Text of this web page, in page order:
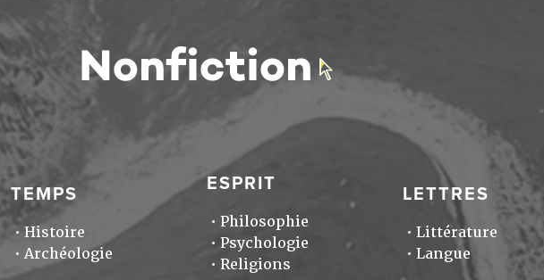
TEMPS
Histoire
Archéologie
ESPRIT
Philosophie
Psychologie
Religions
LETTRES
Littérature
Langue